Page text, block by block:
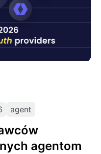
agent
agentom